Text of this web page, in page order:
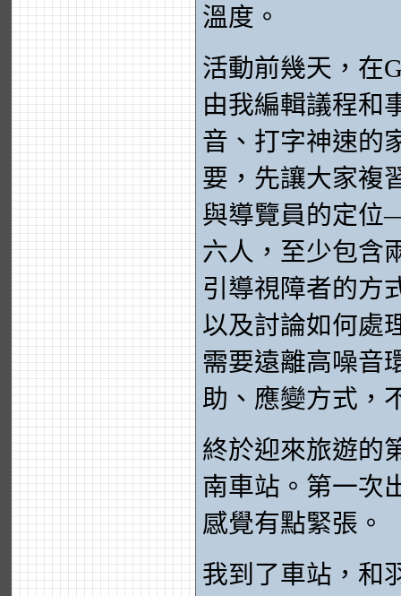
溫度。
活動前幾天，在
由我編輯議程和
音、打字神速的
要，先讓大家複
與導覽員的定
六人，至少包含
引導視障者的方
以及討論如何處
需要遠離高噪音
助、應變方式，
終於迎來旅遊的
南車站。第一次
感覺有點緊張。
我到了車站，和